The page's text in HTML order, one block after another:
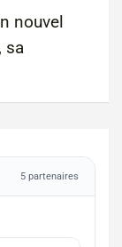
nouvel
sa
5 partenaires